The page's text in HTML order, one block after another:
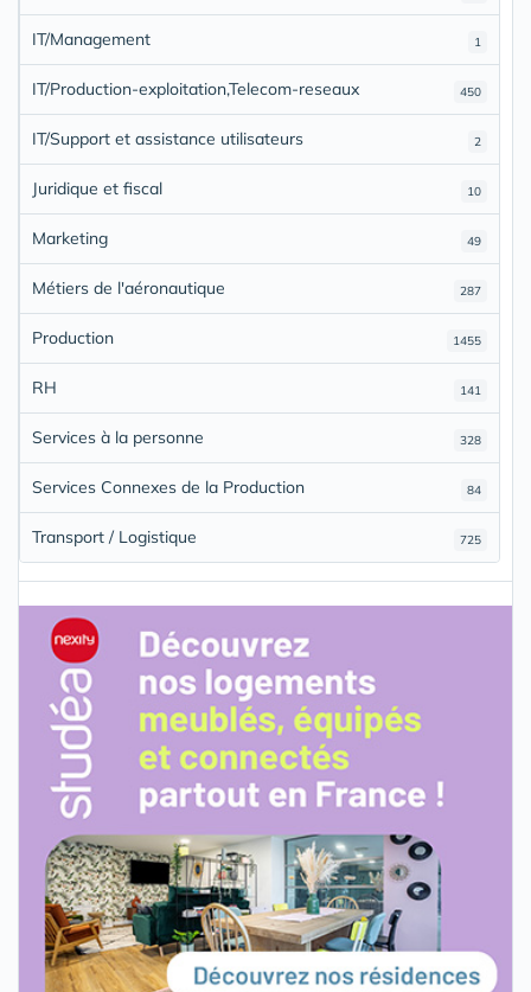
1
IT/Management
450
IT/Production-exploitation,Telecom-reseaux
2
IT/Support et assistance utilisateurs
10
Juridique et fiscal
49
Marketing
287
Métiers de l'aéronautique
1455
Production
141
RH
328
Services à la personne
84
Services Connexes de la Production
725
Transport / Logistique